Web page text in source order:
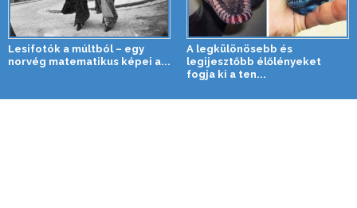
Lesifotók a múltból – egy
norvég matematikus képei a...
A legkülönösebb és
legijesztőbb élőlényeket
fogja ki a ten...